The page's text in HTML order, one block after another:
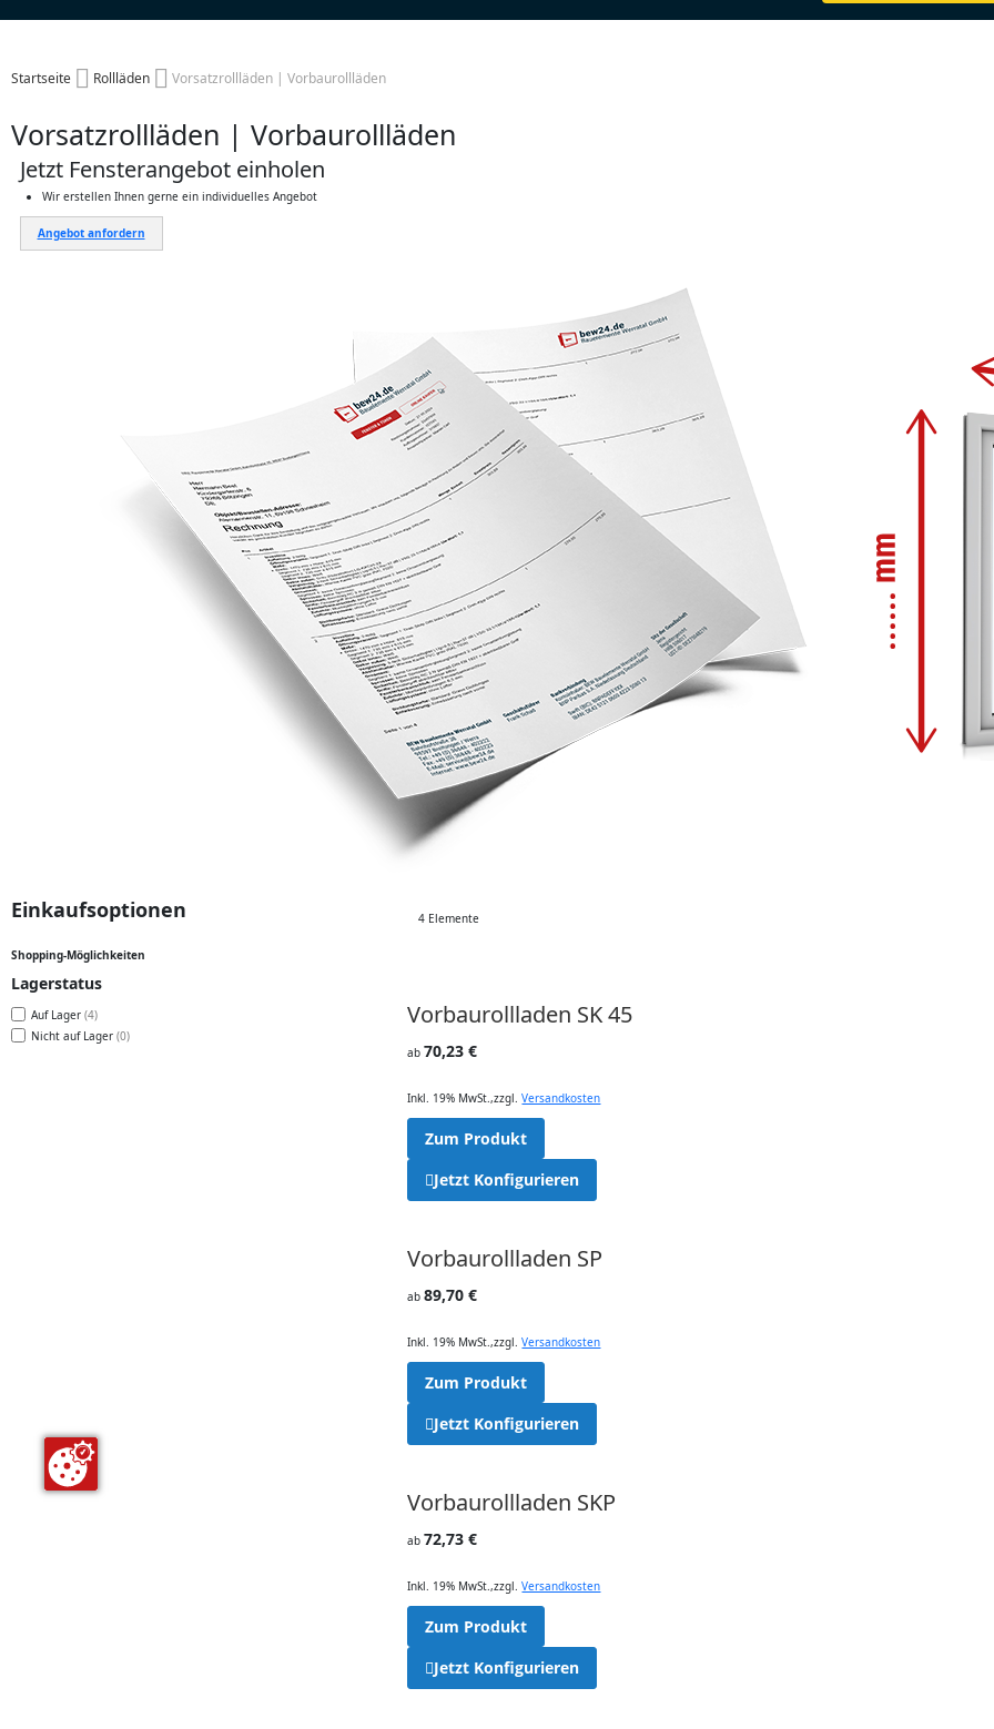
Startseite Rollläden Vorsatzrollläden | Vorbaurollläden
Vorsatzrollläden | Vorbaurollläden
Jetzt Fensterangebot einholen
Wir erstellen Ihnen gerne ein individuelles Angebot
Angebot anfordern
4 Elemente
Vorbaurollladen SK 45
ab 70,23 €
Inkl. 19% MwSt.,zzgl.Versandkosten
Zum Produkt
Jetzt Konfigurieren
Vorbaurollladen SP
ab 89,70 €
Inkl. 19% MwSt.,zzgl.Versandkosten
Zum Produkt
Jetzt Konfigurieren
Vorbaurollladen SKP
ab 72,73 €
Inkl. 19% MwSt.,zzgl.Versandkosten
Zum Produkt
Jetzt Konfigurieren
Einkaufsoptionen
Shopping-Möglichkeiten
Lagerstatus
Auf Lager 4
Nicht auf Lager 0